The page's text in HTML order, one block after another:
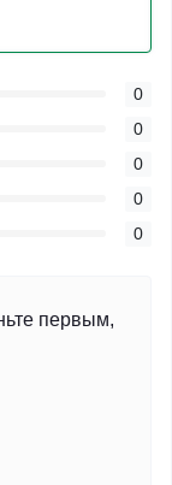
0
0
0
0
0
первым,